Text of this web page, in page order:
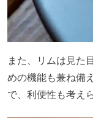
また、リムは見た
めの機能も兼ね備
で、利便性も考え